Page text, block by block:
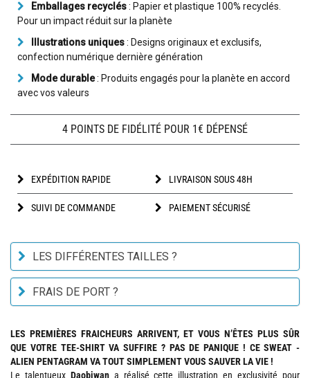
Emballages recyclés: Papier et plastique 100% recyclés.
Pour un impact réduit sur la planète
Illustrations uniques: Designs originaux et exclusifs,
confection numérique dernière génération
Mode durable: Produits engagés pour la planète en accord
avec vos valeurs
4 POINTS DE FIDÉLITÉ POUR 1€ DÉPENSÉ
EXPÉDITION RAPIDE LIVRAISON SOUS 48H
SUIVI DE COMMANDE PAIEMENT SÉCURISÉ
LES DIFFÉRENTES TAILLES ?
FRAIS DE PORT ?
LES PREMIÈRES FRAICHEURS ARRIVENT, ET VOUS N’ÊTES PLUS SÛR
QUE VOTRE TEE-SHIRT VA SUFFIRE ? PAS DE PANIQUE ! CE SWEAT -
ALIEN PENTAGRAM VA TOUT SIMPLEMENT VOUS SAUVER LA VIE !
Le talentueux Daobiwana réalisé cette illustration en exclusivité pour